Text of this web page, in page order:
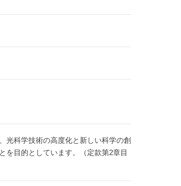
光科学技術の高度化と新しい科学の創
を目的としています。（定款第2章目